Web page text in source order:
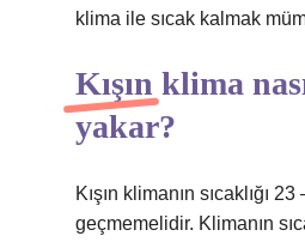
klima ile sıcak kalmak
Kışın klima
yakar?
Kışın klimanın sıcaklığı
geçmemelidir. Klimanın